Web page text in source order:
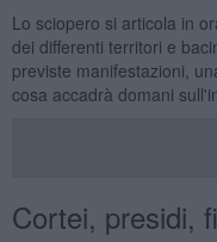
Lo sciopero si articola in
dei differenti territori e
previste manifestazioni,
cosa accadrà domani
Cortei, presidi,